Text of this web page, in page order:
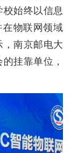
始终以信息
在物联网领域
南京邮电大
挂靠单位，